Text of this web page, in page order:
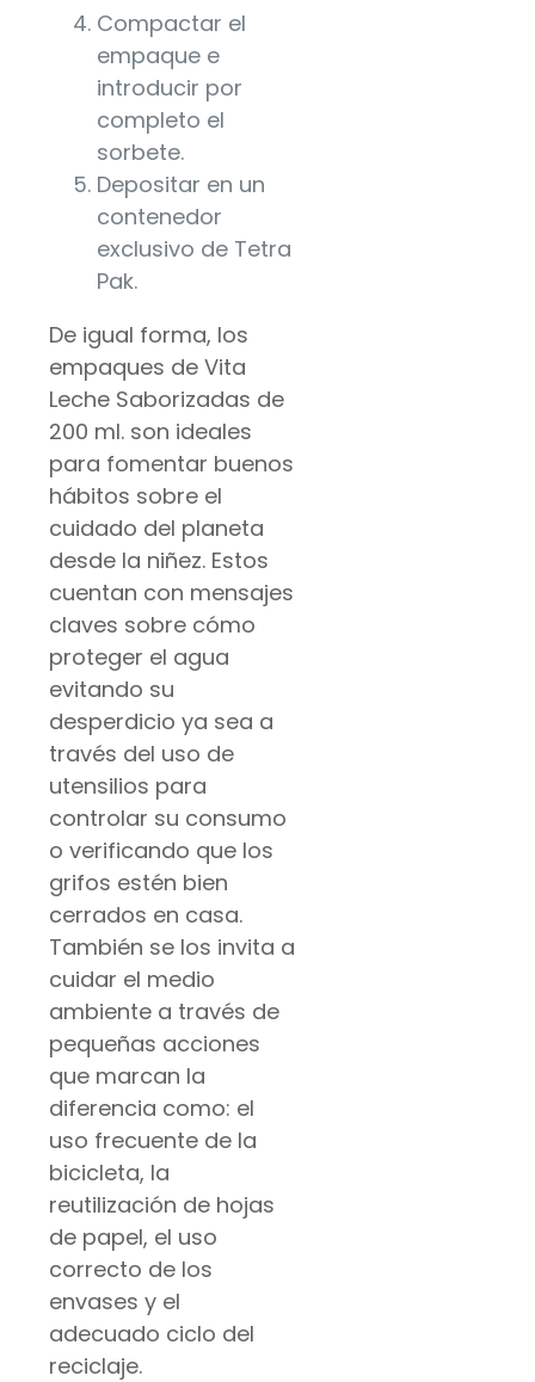
Compactar el
empaque e
introducir por
completo el
sorbete.
Depositar en un
contenedor
exclusivo de Tetra
Pak.
De igual forma, los
empaques de Vita
Leche Saborizadas de
200 ml. son ideales
para fomentar buenos
hábitos sobre el
cuidado del planeta
desde la niñez. Estos
cuentan con mensajes
claves sobre cómo
proteger el agua
evitando su
desperdicio ya sea a
través del uso de
utensilios para
controlar su consumo
o verificando que los
grifos estén bien
cerrados en casa.
También se los invita a
cuidar el medio
ambiente a través de
pequeñas acciones
que marcan la
diferencia como: el
uso frecuente de la
bicicleta, la
reutilización de hojas
de papel, el uso
correcto de los
envases y el
adecuado ciclo del
reciclaje.